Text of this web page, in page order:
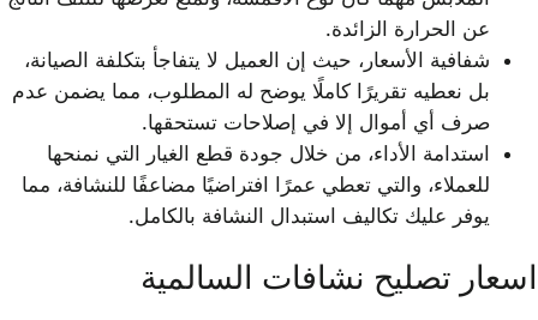
عن الحرارة الزائدة.
شفافية الأسعار، حيث إن العميل لا يتفاجأ بتكلفة الصيانة،
بل نعطيه تقريرًا كاملًا يوضح له المطلوب، مما يضمن عدم
صرف أي أموال إلا في إصلاحات تستحقها.
استدامة الأداء، من خلال جودة قطع الغيار التي نمنحها
للعملاء، والتي تعطي عمرًا افتراضيًا مضاعفًا للنشافة، مما
يوفر عليك تكاليف استبدال النشافة بالكامل.
اسعار تصليح نشافات السالمية